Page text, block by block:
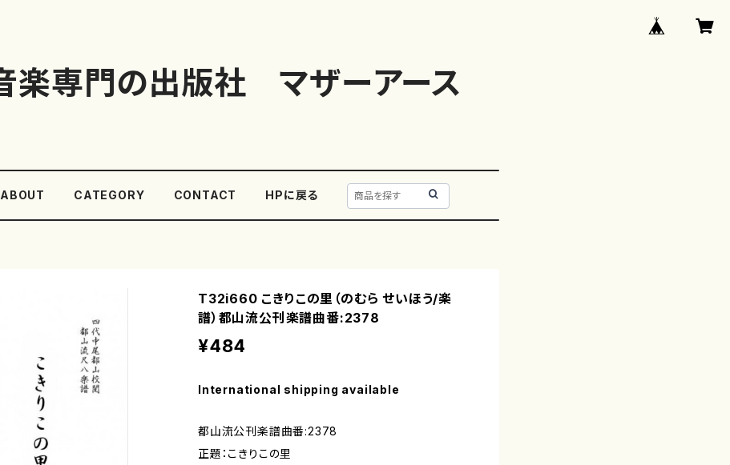
楽専門の出版社 マザーアース
ABOUT CATEGORY CONTACT HPに戻る
T32i660 こきりこの里（のむら せいほう/楽
譜）都山流公刊楽譜曲番:2378
¥484
International shipping available
都山流公刊楽譜曲番:2378
正題：こきりこの里